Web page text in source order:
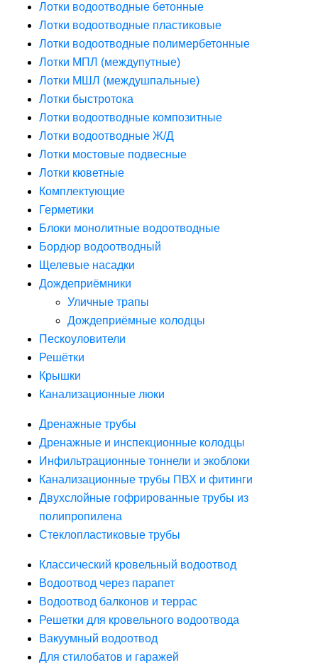
Лотки водоотводные бетонные
Лотки водоотводные пластиковые
Лотки водоотводные полимербетонные
Лотки МПЛ (междупутные)
Лотки МШЛ (междушпальные)
Лотки быстротока
Лотки водоотводные композитные
Лотки водоотводные Ж/Д
Лотки мостовые подвесные
Лотки кюветные
Комплектующие
Герметики
Блоки монолитные водоотводные
Бордюр водоотводный
Щелевые насадки
Дождеприёмники
Уличные трапы
Дождеприёмные колодцы
Пескоуловители
Решётки
Крышки
Канализационные люки
Дренажные трубы
Дренажные и инспекционные колодцы
Инфильтрационные тоннели и экоблоки
Канализационные трубы ПВХ и фитинги
Двухслойные гофрированные трубы из
полипропилена
Стеклопластиковые трубы
Классический кровельный водоотвод
Водоотвод через парапет
Водоотвод балконов и террас
Решетки для кровельного водоотвода
Вакуумный водоотвод
Для стилобатов и гаражей